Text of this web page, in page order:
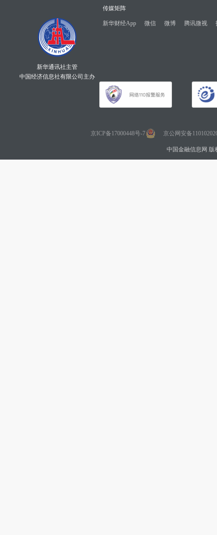
新华通讯社主管
中国经济信息社有限公司主办
传媒矩阵
新华财经App 微信 微博 腾讯微视
京ICP备17000448号-7 京公网安备
中国金融信息网 版